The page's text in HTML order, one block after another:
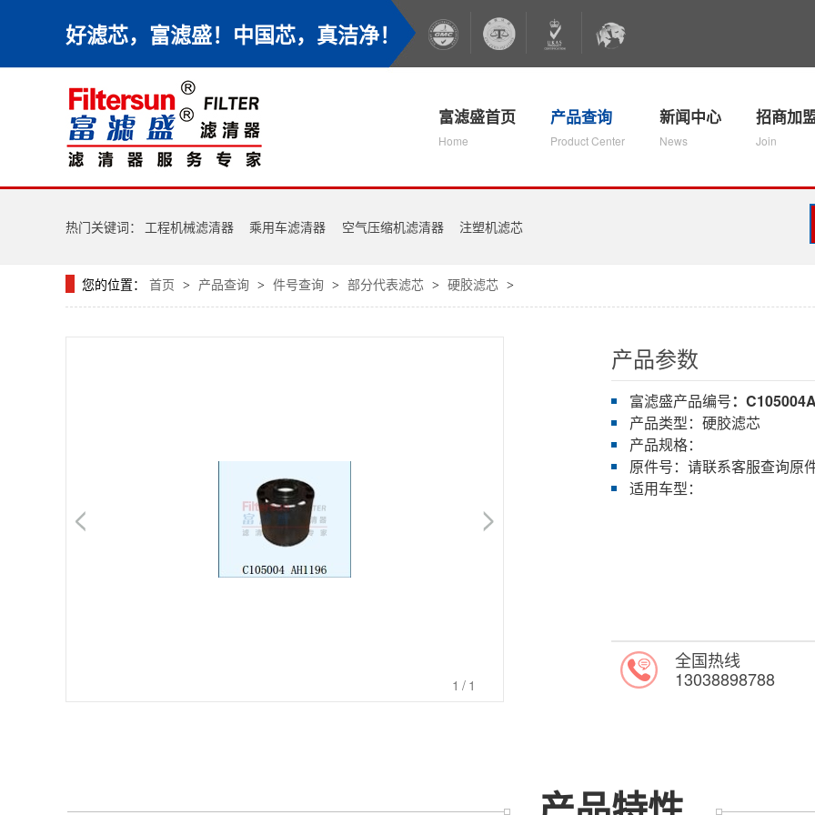
好滤芯，富滤盛！中国芯，真洁净！
富滤盛首页
Home
产品查询
Product Center
新闻中心
News
招商加
Join
热门关键词： 工程机械滤清器 乘用车滤清器 空气压缩机滤清器 注塑机滤芯
您的位置： 首页 > 产品查询 > 件号查询 > 部分代表滤芯 > 硬胶滤芯 >
1 /1
产品参数
富滤盛产品编号：
产品类型：硬胶滤芯
产品规格：
原件号：请联系客服查询原
适用车型：
全国热线
13038898788